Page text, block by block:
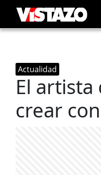
Actualidad
El
crear